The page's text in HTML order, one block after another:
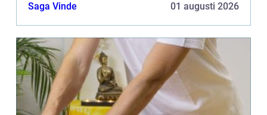
Saga Vinde 01 augusti 2026